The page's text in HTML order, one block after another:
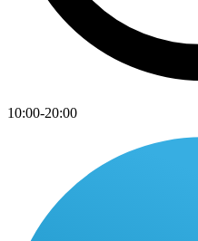
10:00-20:00